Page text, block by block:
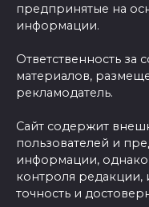
предпринятые на
информации.
Ответственность
материалов,
рекламодатель.
Сайт содержит
пользователей и
информации,
контроля редакции,
точность и